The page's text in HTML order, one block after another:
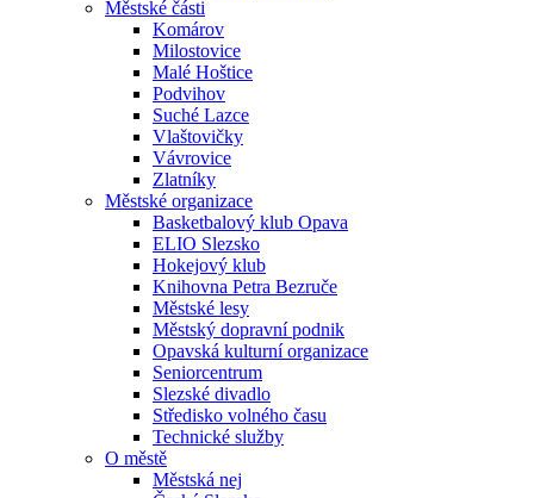
Městské části
Komárov
Milostovice
Malé Hoštice
Podvihov
Suché Lazce
Vlaštovičky
Vávrovice
Zlatníky
Městské organizace
Basketbalový klub Opava
ELIO Slezsko
Hokejový klub
Knihovna Petra Bezruče
Městské lesy
Městský dopravní podnik
Opavská kulturní organizace
Seniorcentrum
Slezské divadlo
Středisko volného času
Technické služby
O městě
Městská nej